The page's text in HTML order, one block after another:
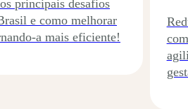
principais desafios
e como melhorar
a mais eficiente!